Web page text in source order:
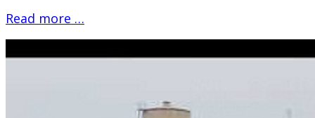
Read more …